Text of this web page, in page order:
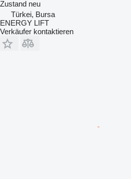
Zustand neu
Türkei, Bursa
ENERGY LIFT
Verkäufer kontaktieren